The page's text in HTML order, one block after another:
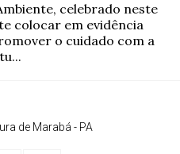
celebrado neste
colocar em evidência
o cuidado com a
de Marabá - PA